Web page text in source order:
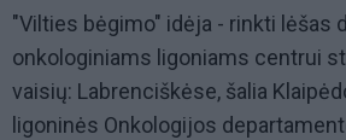
"Vilties bėgimo" idėja - rinkti lėšas
onkologiniams ligoniams centrui
vaisių: Labrenciškėse, šalia
ligoninės Onkologijos